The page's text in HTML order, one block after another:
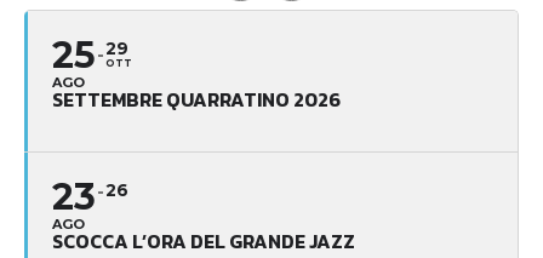
25
AGO
29
OTT
SETTEMBRE QUARRATINO 2026
23
AGO
26
SCOCCA L’ORA DEL GRANDE JAZZ